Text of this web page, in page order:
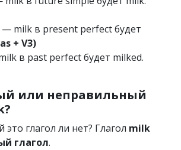
milk в present perfect будет
+ V3)
в past perfect будет milked.
или неправильный
глагол ли нет? Глагол milk
глагол.